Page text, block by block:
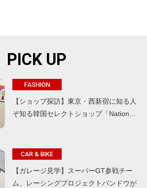
PICK UP
FASHION
【ショップ探訪】東京・西新宿に知る人
ぞ知る韓国セレクトショップ「Nation…
CAR & BIKE
【ガレージ見学】スーパーGT参戦チー
ム、レーシングプロジェクトバンドウが